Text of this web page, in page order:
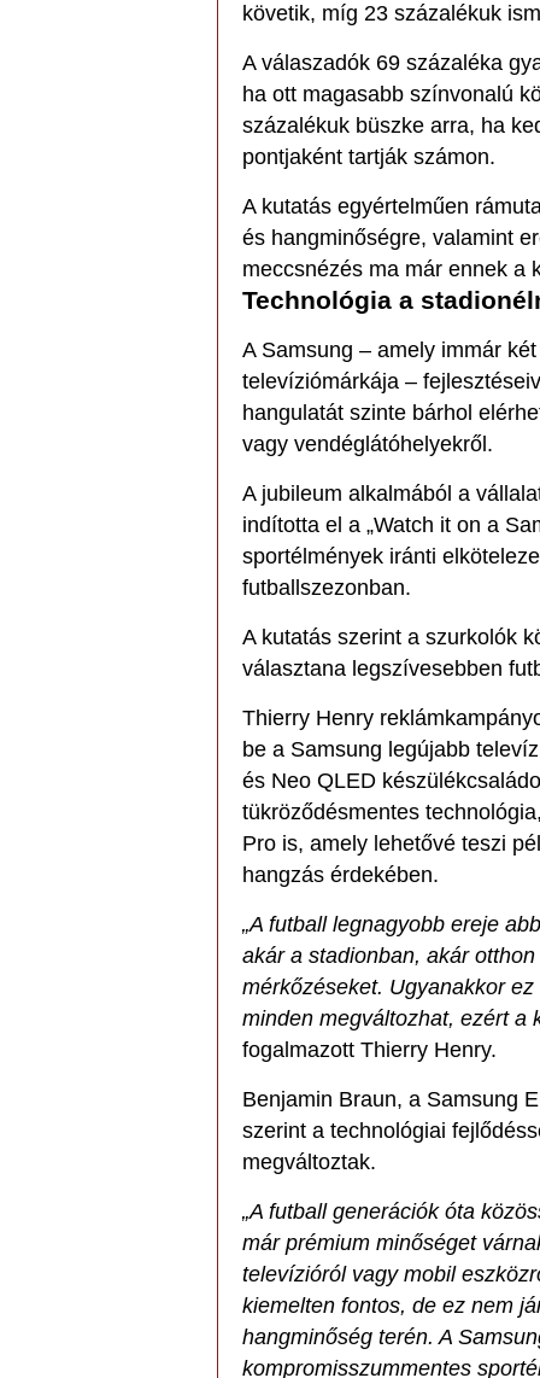
követik, míg 23 százalékuk
A válaszadók 69 százaléka
ha ott magasabb színvonalú
százalékuk büszke arra, ha
pontjaként tartják számon.
A kutatás egyértelműen
és hangminőségre, valamint
meccsnézés ma már ennek a
Technológia a
A Samsung – amely immár
televíziómárkája –
hangulatát szinte bárhol
vagy vendéglátóhelyekről.
A jubileum alkalmából a
indította el a „Watch it on a
sportélmények iránti
futballszezonban.
A kutatás szerint a szurkolók
választana legszívesebben
Thierry Henry
be a Samsung legújabb
és Neo QLED
tükröződésmentes
Pro is, amely lehetővé teszi
hangzás érdekében.
„A futball legnagyobb ereje
akár a stadionban, akár
mérkőzéseket. Ugyanakkor
minden megváltozhat, ezért a
fogalmazott Thierry Henry.
Benjamin Braun, a Samsung
szerint a technológiai
megváltoztak.
„A futball generációk óta
már prémium minőséget
televízióról vagy mobil
kiemelten fontos, de ez nem
hangminőség terén. A
kompromisszummentes